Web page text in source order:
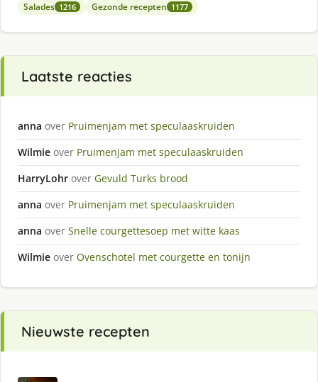
Salades 1216 Gezonde recepten 1177
Laatste reacties
anna over Pruimenjam met speculaaskruiden
Wilmie over Pruimenjam met speculaaskruiden
HarryLohr over Gevuld Turks brood
anna over Pruimenjam met speculaaskruiden
anna over Snelle courgettesoep met witte kaas
Wilmie over Ovenschotel met courgette en tonijn
Nieuwste recepten